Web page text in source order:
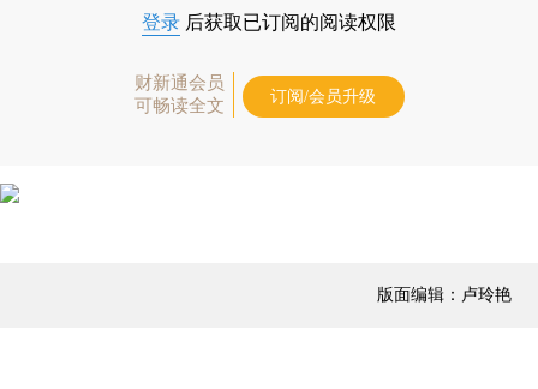
登录 后获取已订阅的阅读权限
财新通会员
可畅读全文
订阅/会员升级
版面编辑：卢玲艳